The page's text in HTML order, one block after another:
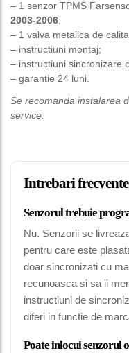
– 1 senzor TPMS
2003-2006;
– 1 valva metalica de
– instructiuni montaj;
– instructiuni sincronizare
– garantie 24 luni.
Se recomanda instalarea
service.
Intrebari
Senzorul trebuie
Nu. Senzorii se
pentru care este
doar sincronizati cu
recunoasca si sa ii
instructiuni de
diferi in functie de
Poate inlocui senzorul